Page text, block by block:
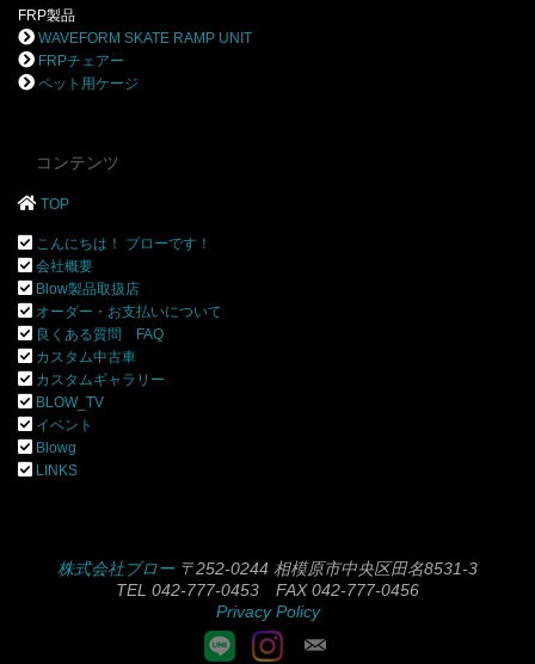
FRP製品
WAVEFORM SKATE RAMP UNIT
FRPチェアー
ペット用ケージ
コンテンツ
TOP
こんにちは！ ブローです！
会社概要
Blow製品取扱店
オーダー・お支払いについて
良くある質問 FAQ
カスタム中古車
カスタムギャラリー
BLOW_TV
イベント
Blowg
LINKS
株式会社ブロー 〒252-0244 相模原市中央区田名8531-3
TEL 042-777-0453 FAX 042-777-0456
Privacy Policy